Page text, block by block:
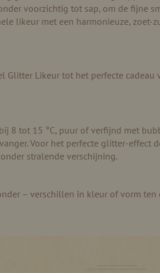
voorzichtig tot sap, om de fijne
likeur met een harmonieuze, zoet-
Glitter Likeur tot het perfecte
8 tot 15 °C, puur of verfijnd met
Voor het perfecte glitter-effect
stralende verschijning.
– verschillen in kleur of vorm